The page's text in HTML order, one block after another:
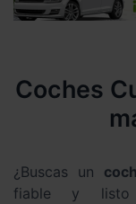
Coches
¿Buscas un
fiable y listo